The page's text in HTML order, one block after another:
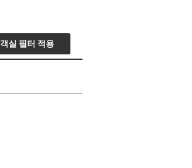
객실 필터 적용